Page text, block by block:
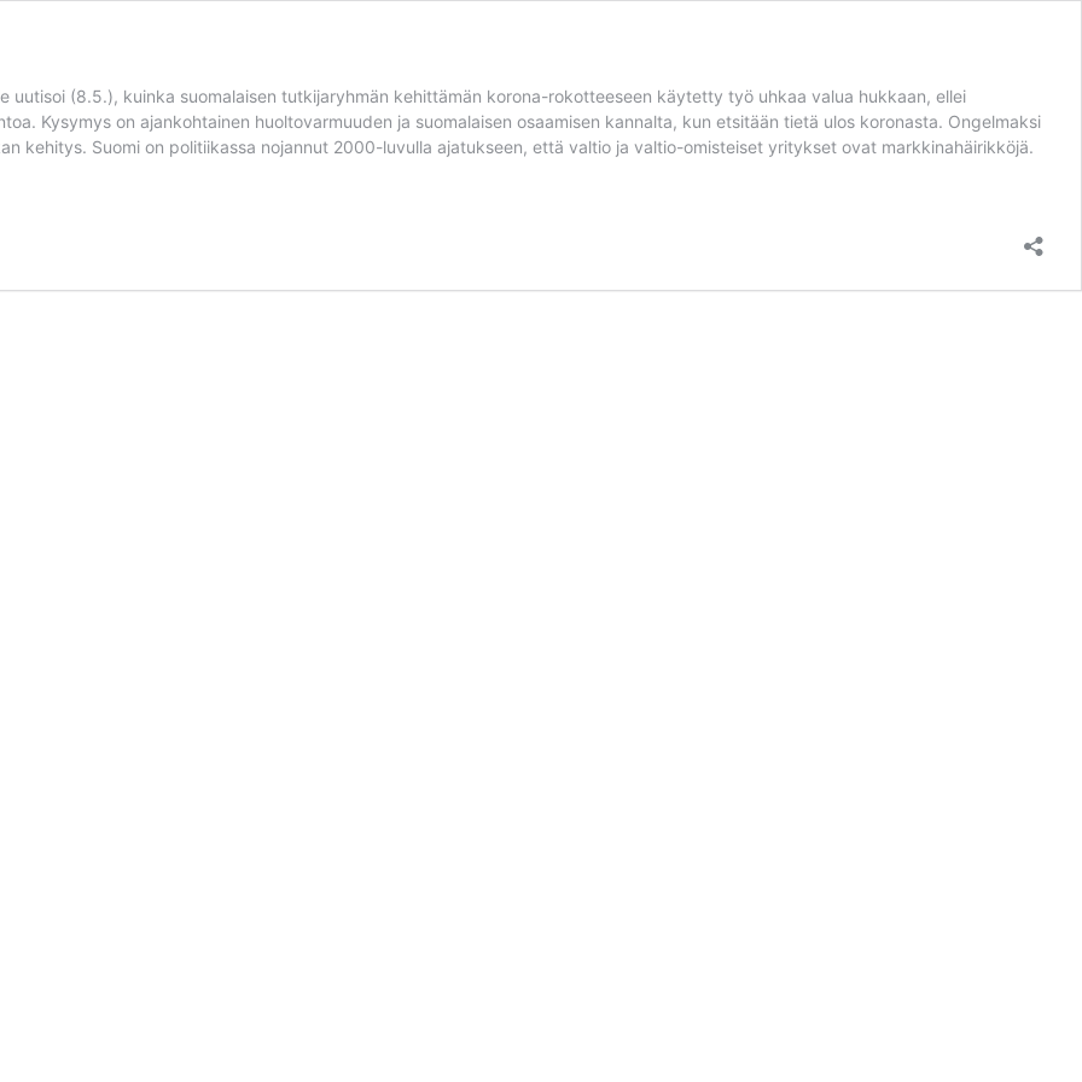
uutisoi (8.5.), kuinka suomalaisen tutkijaryhmän kehittämän korona-rokotteeseen käytetty työ uhkaa valua hukkaan, ellei
Kysymys on ajankohtainen huoltovarmuuden ja suomalaisen osaamisen kannalta, kun etsitään tietä ulos koronasta. Ongelmaksi
kehitys. Suomi on politiikassa nojannut 2000-luvulla ajatukseen, että valtio ja valtio-omisteiset yritykset ovat markkinahäirikköjä.